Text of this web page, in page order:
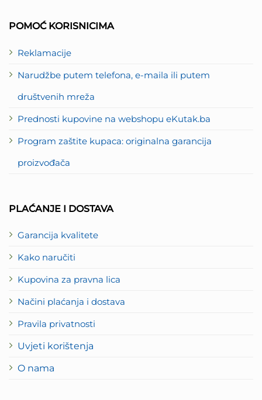
POMOĆ KORISNICIMA
Reklamacije
Narudžbe putem telefona, e-maila ili putem
društvenih mreža
Prednosti kupovine na webshopu eKutak.ba
Program zaštite kupaca: originalna garancija
proizvođača
PLAĆANJE I DOSTAVA
Garancija kvalitete
Kako naručiti
Kupovina za pravna lica
Načini plaćanja i dostava
Pravila privatnosti
Uvjeti korištenja
O nama